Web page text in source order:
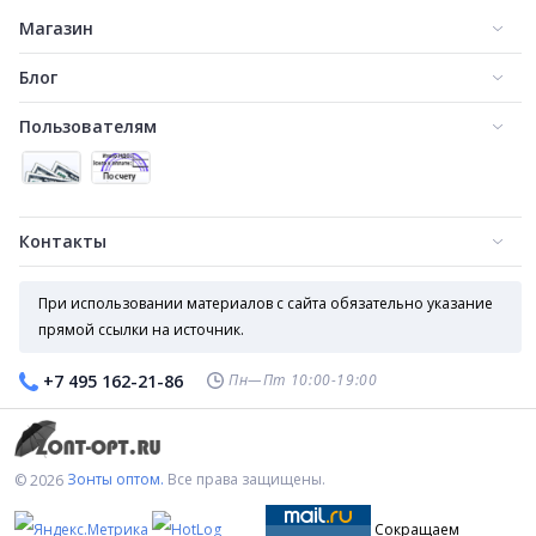
Магазин
Блог
Пользователям
Контакты
При использовании материалов с сайта обязательно указание
прямой ссылки на источник.
+7 495 162-21-86 Пн—Пт 10:00-19:00
© 2026 Зонты оптом. Все права защищены.
Сокращаем